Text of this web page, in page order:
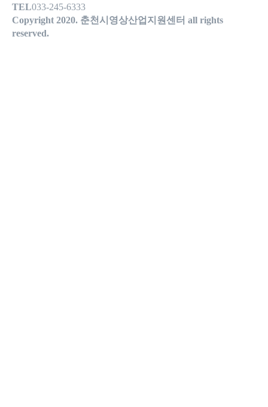
강원콘텐츠코리아랩
TEL033-245-6333
Copyright 2020. 춘천시영상산업지원센터 all rights
reserved.